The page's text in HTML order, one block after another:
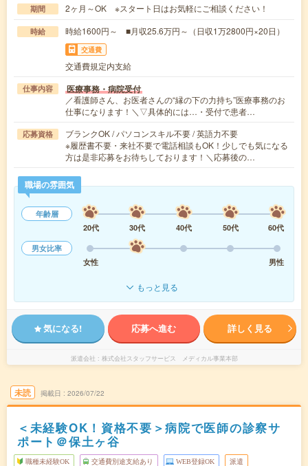
期間 2ヶ月～OK ※スタート日はお気軽にご相談ください！
時給 時給1600円～ ■月収25.6万円～（日収1万2800円×20日）
交通費
交通費規定内支給
仕事内容 医療事務・病院受付
／看護師さん、お医者さんの“縁の下の力持ち”医療事務のお
仕事になります！＼▽具体的には…・受付で患者…
応募資格
ブランクOK / パソコンスキル不要 / 英語力不要
※履歴書不要・来社不要で電話相談もOK！少しでも気になる
方は是非応募をお待ちしております！＼応募後の…
職場の雰囲気
年齢層
20代
30代 40代 50代
60代
男女比率
女性
男性
もっと見る
気になる! 応募へ進む 詳しく見る
派遣会社 株式会社スタッフサービス メディカル事業本部
未読 掲載日 2026/07/22
＜未経験OK！資格不要＞病院で医師の診察サ
ポート＠保土ヶ谷
職種未経験OK 交通費別途支給あり WEB登録OK 派遣